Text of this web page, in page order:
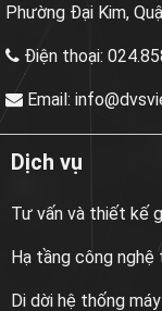
Phường Đại Kim,
Điện thoại:
Email:
Dịch vụ
Tư vấn và thiết kế
Hạ tầng công nghệ
Di dời hệ thống